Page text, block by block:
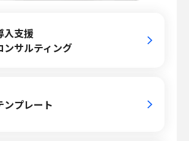
入支援
ンサルティング
ンプレート